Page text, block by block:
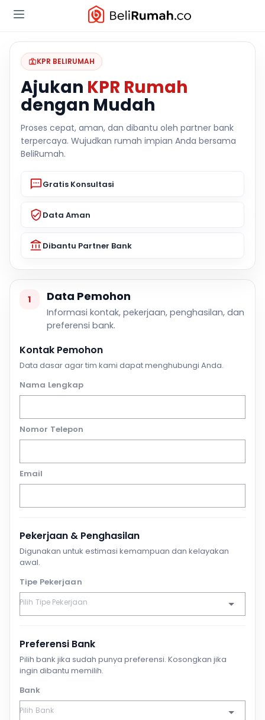
KPR BELIRUMAH
Ajukan KPR Rumah
dengan Mudah
Proses cepat, aman, dan dibantu oleh partner bank
terpercaya. Wujudkan rumah impian Anda bersama
BeliRumah.
Gratis Konsultasi
Data Aman
Dibantu Partner Bank
1 Data Pemohon
Informasi kontak, pekerjaan, penghasilan, dan
preferensi bank.
Kontak Pemohon
Data dasar agar tim kami dapat menghubungi Anda.
Nama Lengkap
Nomor Telepon
Email
Pekerjaan & Penghasilan
Digunakan untuk estimasi kemampuan dan kelayakan
awal.
Tipe Pekerjaan
Preferensi Bank
Pilih bank jika sudah punya preferensi. Kosongkan jika
ingin dibantu memilih.
Bank